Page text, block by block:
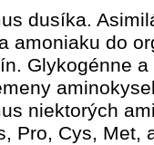
dusíka.
amoniaku do
Glykogénne
niektorých
Pro, Cys, Met,